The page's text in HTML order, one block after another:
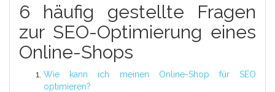
6 häufig gestellte Fragen
zur SEO-Optimierung eines
Online-Shops
Wie kann ich meinen Online-Shop für SEO
optimieren?